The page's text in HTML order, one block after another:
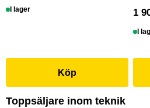
I lager
Köp
1
I
Toppsäljare inom teknik